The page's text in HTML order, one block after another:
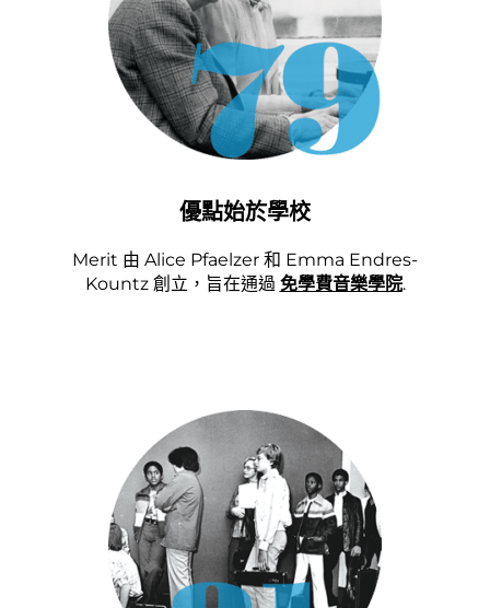
優點始於學校
Merit 由 Alice Pfaelzer 和 Emma Endres-
Kountz 創立，旨在通過 免學費音樂學院.